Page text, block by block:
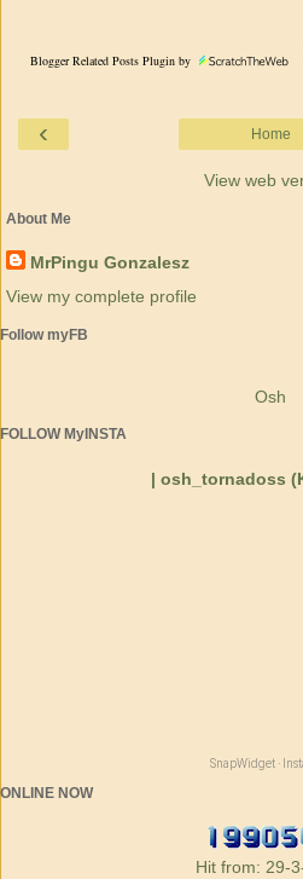
Blogger Related Posts Plugin by
‹ Home
View web
About Me
MrPingu Gonzalesz
View my complete profile
Follow myFB
Osh
FOLLOW MyINSTA
| osh_tornadoss
SnapWidget ·
ONLINE NOW
Hit from: 29-